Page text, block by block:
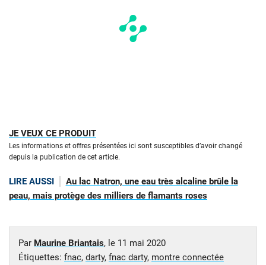
JE VEUX CE PRODUIT
Les informations et offres présentées ici sont susceptibles d’avoir changé
depuis la publication de cet article.
LIRE AUSSI
Au lac Natron, une eau très alcaline brûle la
peau, mais protège des milliers de flamants roses
Par Maurine Briantais, le 11 mai 2020
Étiquettes: fnac, darty, fnac darty, montre connectée